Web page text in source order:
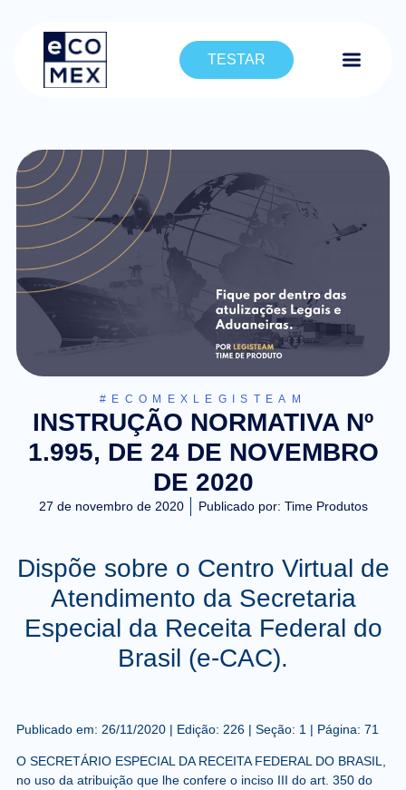
TESTAR
#ECOMEXLEGISTEAM
INSTRUÇÃO NORMATIVA Nº
1.995, DE 24 DE NOVEMBRO
DE 2020
27 de novembro de 2020 Publicado por: Time Produtos
Dispõe sobre o Centro Virtual de
Atendimento da Secretaria
Especial da Receita Federal do
Brasil (e-CAC).
Publicado em: 26/11/2020 | Edição: 226 | Seção: 1 | Página: 71
O SECRETÁRIO ESPECIAL DA RECEITA FEDERAL DO BRASIL,
no uso da atribuição que lhe confere o inciso III do art. 350 do